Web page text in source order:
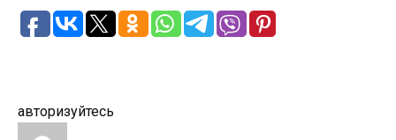
авторизуйтесь